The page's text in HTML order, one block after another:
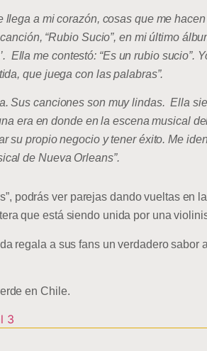
llega a mi corazón, cosas que me
“Rubio Sucio”, en mi último
Ella me contestó: “Es un rubio sucio”.
que juega con las palabras”.
Sus canciones son muy lindas. Ella
era en donde en la escena musical
su propio negocio y tener éxito. Me
de Nueva Orleans”.
podrás ver parejas dando vueltas en
que está siendo unida por una
regala a sus fans un verdadero sabor
en Chile.